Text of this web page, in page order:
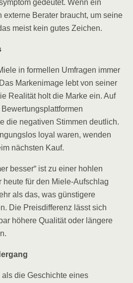
gedeutet. Wenn ein
externe Berater braucht, um seine
meist kein gutes Zeichen.
in formellen Umfragen immer
Markenimage lebt von seiner
Realität holt die Marke ein. Auf
die negativen Stimmen deutlich.
loyal waren, wenden
nächsten Kauf.
besser“ ist zu einer hohlen
heute für den Miele-Aufschlag
als das, was günstigere
Die Preisdifferenz lässt sich
höhere Qualität oder längere
die Geschichte eines